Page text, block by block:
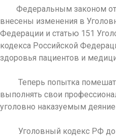
Федеральным законом от
внесены изменения в
Федерации и статью 151
кодекса Российской
здоровья пациентов и
Теперь попытка
выполнять свои
уголовно наказуемым
Уголовный кодекс РФ